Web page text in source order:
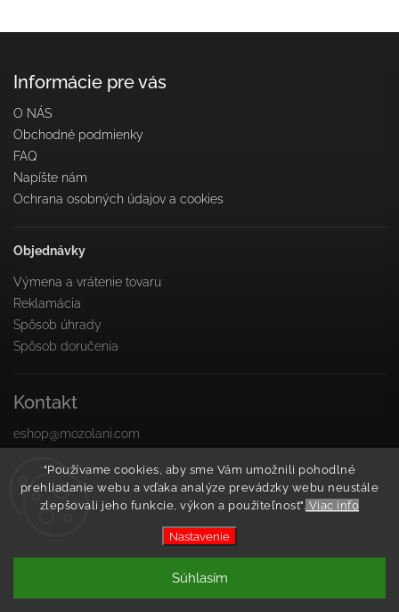
"Používame cookies, aby sme Vám umožnili pohodlné
prehliadanie webu a vďaka analýze prevádzky webu neustále
zlepšovali jeho funkcie, výkon a použiteľnosť". Viac info
Nastavenie
Súhlasím
Informácie pre vás
O NÁS
Obchodné podmienky
FAQ
Napíšte nám
Ochrana osobných údajov a cookies
Objednávky
Výmena a vrátenie tovaru
Reklamácia
Spôsob úhrady
Spôsob doručenia
Kontakt
eshop@mozolani.com
PO-PIA 8:00 do 16:00
Facebook
Instagram
vyhradené.